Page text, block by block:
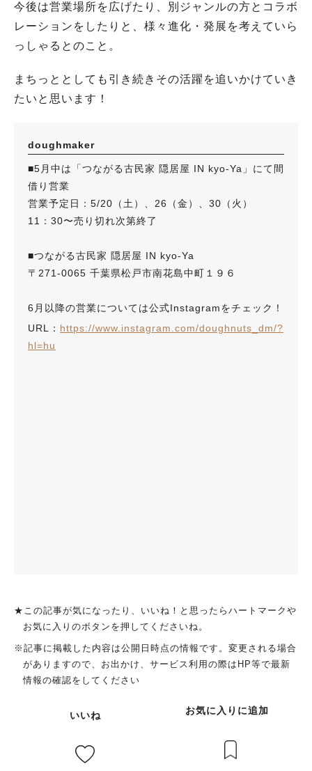
今後は営業場所を広げたり、別ジャンルの方とコラボ
レーションをしたりと、様々進化・発展を考えていら
っしゃるとのこと。
まちっととしても引き続きその活躍を追いかけていき
たいと思います！
doughmaker
■5月中は「つながる古民家 隠居屋 IN kyo-Ya」にて間
借り営業
営業予定日：5/20（土）、26（金）、30（火）
11：30〜売り切れ次第終了
■つながる古民家 隠居屋 IN kyo-Ya
〒271-0065 千葉県松戸市南花島中町１９６
6月以降の営業については公式Instagramをチェック！
URL： https://www.instagram.com/doughnuts_dm/?
hl=hu
★この記事が気になったり、いいね！と思ったらハートマークや
お気に入りのボタンを押してくださいね。
※記事に掲載した内容は公開日時点の情報です。変更される場合
がありますので、お出かけ、サービス利用の際はHP等で最新
情報の確認をしてください
いいね お気に入りに追加